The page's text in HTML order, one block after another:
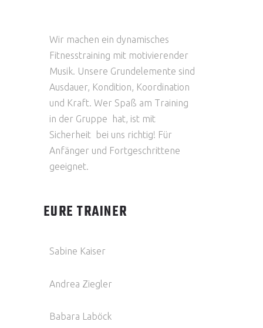
Wir machen ein dynamisches
Fitnesstraining mit motivierender
Musik. Unsere Grundelemente sind
Ausdauer, Kondition, Koordination
und Kraft. Wer Spaß am Training
in der Gruppe hat, ist mit
Sicherheit bei uns richtig! Für
Anfänger und Fortgeschrittene
geeignet.
EURE TRAINER
Sabine Kaiser
Andrea Ziegler
Babara Laböck